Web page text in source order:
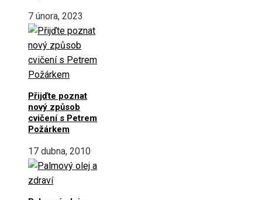
7 února, 2023
Přijďte poznat
nový způsob
cvičení s Petrem
Požárkem
17 dubna, 2010